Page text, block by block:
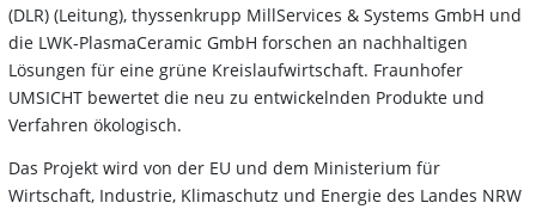
(DLR) (Leitung), thyssenkrupp MillServices & Systems GmbH und
die LWK-PlasmaCeramic GmbH forschen an nachhaltigen
Lösungen für eine grüne Kreislaufwirtschaft. Fraunhofer
UMSICHT bewertet die neu zu entwickelnden Produkte und
Verfahren ökologisch.
Das Projekt wird von der EU und dem Ministerium für
Wirtschaft, Industrie, Klimaschutz und Energie des Landes NRW